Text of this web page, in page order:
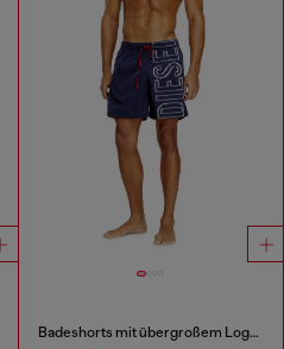
Badeshorts mit übergroßem Logoprint